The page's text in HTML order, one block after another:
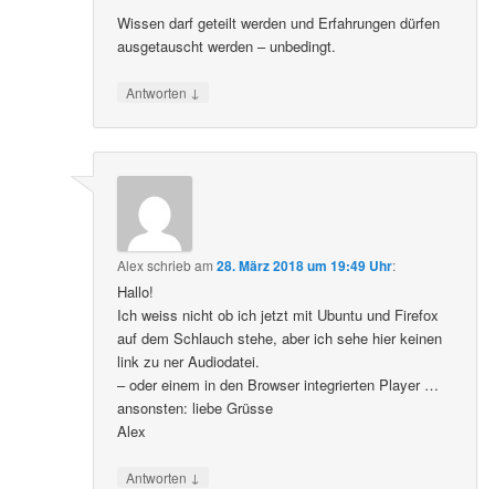
Wissen darf geteilt werden und Erfahrungen dürfen
ausgetauscht werden – unbedingt.
Antworten ↓
Alexschriebam28. März 2018 um 19:49 Uhr:
Hallo!
Ich weiss nicht ob ich jetzt mit Ubuntu und Firefox
auf dem Schlauch stehe, aber ich sehe hier keinen
link zu ner Audiodatei.
– oder einem in den Browser integrierten Player …
ansonsten: liebe Grüsse
Alex
Antworten ↓